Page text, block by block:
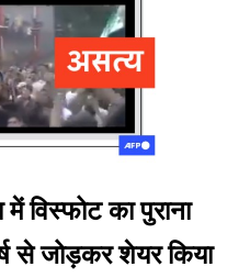
में विस्फोट का पुराना
से जोड़कर शेयर किया